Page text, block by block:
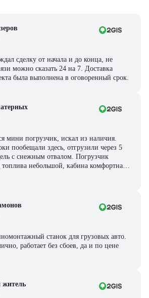
сделку от начала и до конца, не
можно сказать 24 на 7. Доставка
была выполнена в оговоренный срок.
мини погрузчик, искал из наличия.
пообещали здесь, отгрузили через 5
с снежным отвалом. Погрузчик
топлива небольшой, кабина комфортная,
станок для грузовых авто.
работает без сбоев, да и по цене
житель